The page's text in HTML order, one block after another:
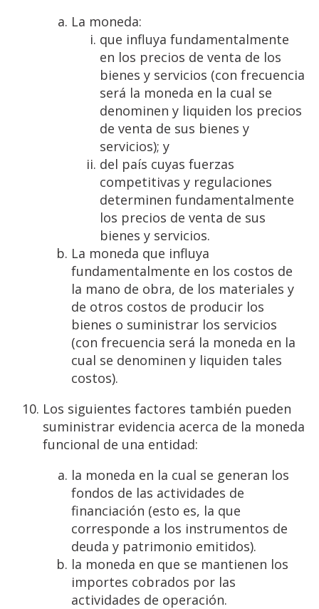
La moneda:
que influya fundamentalmente
en los precios de venta de los
bienes y servicios (con frecuencia
será la moneda en la cual se
denominen y liquiden los precios
de venta de sus bienes y
servicios); y
del país cuyas fuerzas
competitivas y regulaciones
determinen fundamentalmente
los precios de venta de sus
bienes y servicios.
La moneda que influya
fundamentalmente en los costos de
la mano de obra, de los materiales y
de otros costos de producir los
bienes o suministrar los servicios
(con frecuencia será la moneda en la
cual se denominen y liquiden tales
costos).
Los siguientes factores también pueden
suministrar evidencia acerca de la moneda
funcional de una entidad:
la moneda en la cual se generan los
fondos de las actividades de
financiación (esto es, la que
corresponde a los instrumentos de
deuda y patrimonio emitidos).
la moneda en que se mantienen los
importes cobrados por las
actividades de operación.